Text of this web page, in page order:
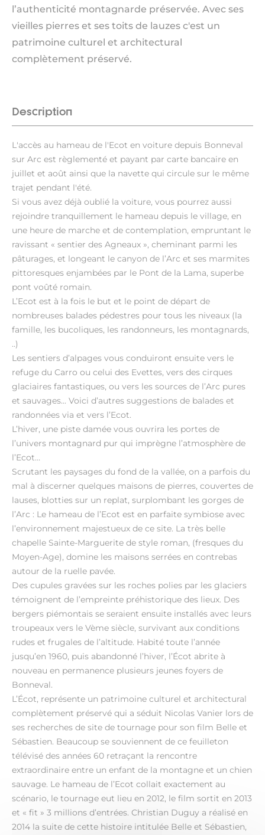
l’authenticité montagnarde préservée. Avec ses
vieilles pierres et ses toits de lauzes c'est un
patrimoine culturel et architectural
complètement préservé.
Description
L'accès au hameau de l'Ecot en voiture depuis Bonneval
sur Arc est règlementé et payant par carte bancaire en
juillet et août ainsi que la navette qui circule sur le même
trajet pendant l'été.
Si vous avez déjà oublié la voiture, vous pourrez aussi
rejoindre tranquillement le hameau depuis le village, en
une heure de marche et de contemplation, empruntant le
ravissant « sentier des Agneaux », cheminant parmi les
pâturages, et longeant le canyon de l’Arc et ses marmites
pittoresques enjambées par le Pont de la Lama, superbe
pont voûté romain.
L’Ecot est à la fois le but et le point de départ de
nombreuses balades pédestres pour tous les niveaux (la
famille, les bucoliques, les randonneurs, les montagnards,
..)
Les sentiers d’alpages vous conduiront ensuite vers le
refuge du Carro ou celui des Evettes, vers des cirques
glaciaires fantastiques, ou vers les sources de l’Arc pures
et sauvages... Voici d’autres suggestions de balades et
randonnées via et vers l’Ecot.
L’hiver, une piste damée vous ouvrira les portes de
l’univers montagnard pur qui imprègne l’atmosphère de
l’Ecot…
Scrutant les paysages du fond de la vallée, on a parfois du
mal à discerner quelques maisons de pierres, couvertes de
lauses, blotties sur un replat, surplombant les gorges de
l’Arc : Le hameau de l’Ecot est en parfaite symbiose avec
l’environnement majestueux de ce site. La très belle
chapelle Sainte-Marguerite de style roman, (fresques du
Moyen-Age), domine les maisons serrées en contrebas
autour de la ruelle pavée.
Des cupules gravées sur les roches polies par les glaciers
témoignent de l’empreinte préhistorique des lieux. Des
bergers piémontais se seraient ensuite installés avec leurs
troupeaux vers le Vème siècle, survivant aux conditions
rudes et frugales de l’altitude. Habité toute l’année
jusqu’en 1960, puis abandonné l’hiver, l’Écot abrite à
nouveau en permanence plusieurs jeunes foyers de
Bonneval.
L’Écot, représente un patrimoine culturel et architectural
complètement préservé qui a séduit Nicolas Vanier lors de
ses recherches de site de tournage pour son film Belle et
Sébastien. Beaucoup se souviennent de ce feuilleton
télévisé des années 60 retraçant la rencontre
extraordinaire entre un enfant de la montagne et un chien
sauvage. Le hameau de l’Ecot collait exactement au
scénario, le tournage eut lieu en 2012, le film sortit en 2013
et « fit » 3 millions d’entrées. Christian Duguy a réalisé en
2014 la suite de cette histoire intitulée Belle et Sébastien,